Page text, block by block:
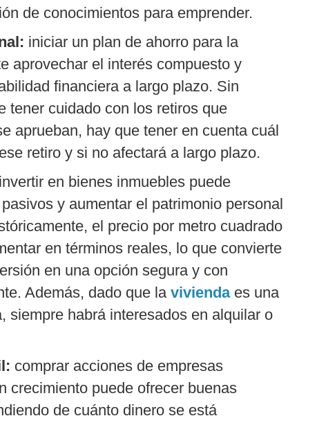
de conocimientos para emprender.
iniciar un plan de ahorro para la
aprovechar el interés compuesto y
financiera a largo plazo. Sin
tener cuidado con los retiros que
aprueban, hay que tener en cuenta cuál
retiro y si no afectará a largo plazo.
invertir en bienes inmuebles puede
y aumentar el patrimonio personal
el precio por metro cuadrado
en términos reales, lo que convierte
en una opción segura y con
Además, dado que la vivienda es una
siempre habrá interesados en alquilar o
comprar acciones de empresas
crecimiento puede ofrecer buenas
de cuánto dinero se está